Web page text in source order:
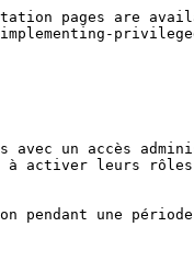
pages are
avec un accès
à activer leurs
pendant une